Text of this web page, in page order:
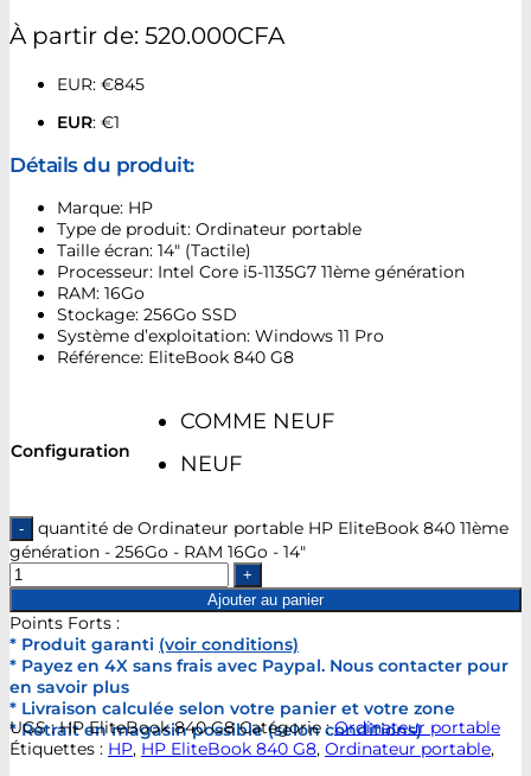
À partir de: 520.000CFA
EUR: €845
EUR: €1
Détails du produit:
Marque: HP
Type de produit: Ordinateur portable
Taille écran: 14″ (Tactile)
Processeur: Intel Core i5-1135G7 11ème génération
RAM: 16Go
Stockage: 256Go SSD
Système d’exploitation: Windows 11 Pro
Référence: EliteBook 840 G8
Configuration
COMME NEUF
NEUF
quantité de Ordinateur portable HP EliteBook 840 11ème
génération - 256Go - RAM 16Go - 14"
Ajouter au panier
Points Forts :
* Produit garanti (voir conditions)
* Payez en 4X sans frais avec Paypal. Nous contacter pour
en savoir plus
* Livraison calculée selon votre panier et votre zone
* Retrait en magasin possible (selon conditions)
UGS :HP EliteBook 840 G8 Catégorie :Ordinateur portable
Étiquettes : HP, HP EliteBook 840 G8, Ordinateur portable,